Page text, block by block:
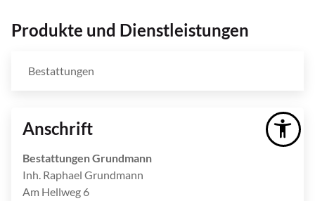
Produkte und Dienstleistungen
Bestattungen
Anschrift
Bestattungen Grundmann
Inh. Raphael Grundmann
Am Hellweg 6